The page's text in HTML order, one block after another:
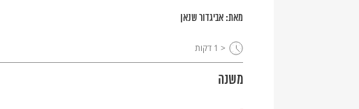
מאת:אביגדור שנאן
< 1 דקות
משנה